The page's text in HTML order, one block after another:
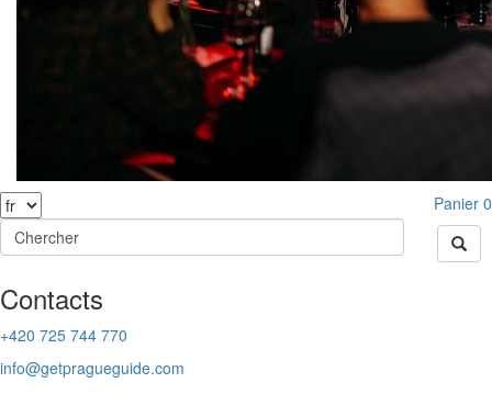
Panier 0
Contacts
+420 725 744 770
info@getpragueguide.com